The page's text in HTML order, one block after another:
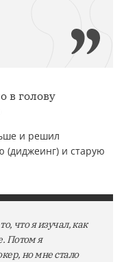
в голову
и решил
(диджеинг) и старую
что я изучал, как
Потом я
но мне стало